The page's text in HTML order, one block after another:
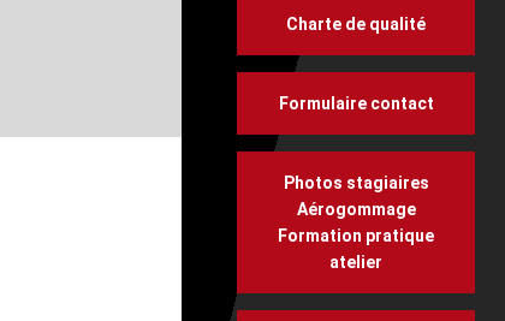
Charte de qualité
Formulaire contact
Photos stagiaires
Aérogommage
Formation pratique
atelier